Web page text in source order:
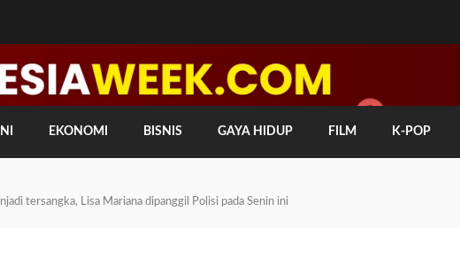
EKONOMI BISNIS GAYA HIDUP FILM K-POP
tersangka, Lisa Mariana dipanggil Polisi pada Senin ini